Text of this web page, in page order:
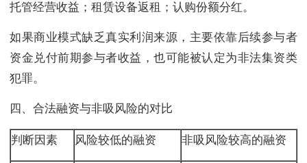
托管经营收益；租赁设备返租；认购份额分红。
如果商业模式缺乏真实利润来源，主要依靠后续参与者
资金兑付前期参与者收益，也可能被认定为非法集资类
犯罪。
四、合法融资与非吸风险的对比
判断因素 风险较低的融资 非吸风险较高的融资